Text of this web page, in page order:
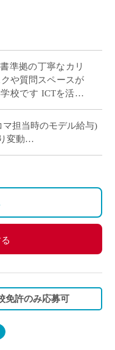
準拠の丁寧なカリ
や質問スペースが
校です ICTを活用
マ担当時のモデル給与)
変動
免許のみ応募可